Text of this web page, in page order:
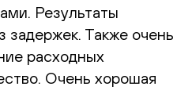
Результаты
задержек. Также очень
расходных
Очень хорошая